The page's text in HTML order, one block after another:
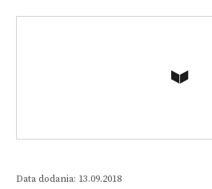
Data dodania: 13.09.2018